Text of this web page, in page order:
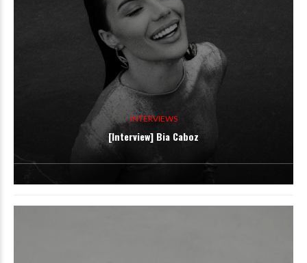
INTERVIEWS
[Interview] Bia Caboz